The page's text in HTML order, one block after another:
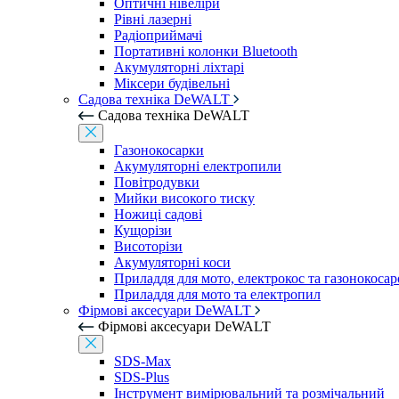
Оптичні нівеліри
Рівні лазерні
Радіоприймачі
Портативні колонки Bluetooth
Акумуляторні ліхтарі
Міксери будівельні
Садова техніка DeWALT
Садова техніка DeWALT
Газонокосарки
Акумуляторні електропили
Повітродувки
Мийки високого тиску
Ножиці садові
Кущорізи
Висоторізи
Акумуляторні коси
Приладдя для мото, електрокос та
Приладдя для мото та електропил
Фірмові аксесуари DeWALT
Фірмові аксесуари DeWALT
SDS-Max
SDS-Plus
Інструмент вимірювальний та розмічальний